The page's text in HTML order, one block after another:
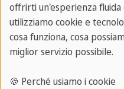
could
will be able to
offrirti un'esperienza
utilizziamo cookie e
cosa funziona, cosa
miglior servizio possibile.
🍪 Perché usiamo i cookie